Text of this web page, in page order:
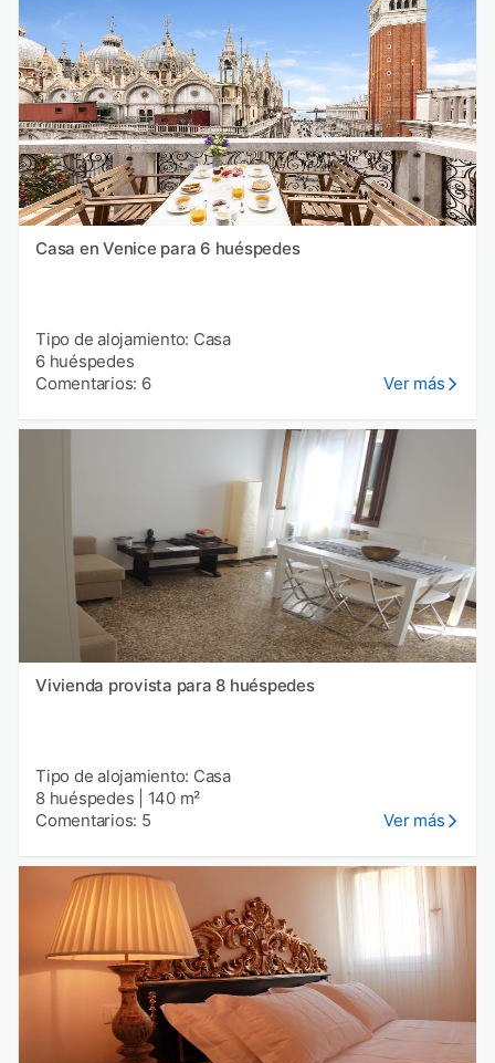
Casa en Venice para 6 huéspedes
Tipo de alojamiento: Casa
6 huéspedes
Comentarios: 6
Ver más
Vivienda provista para 8 huéspedes
Tipo de alojamiento: Casa
8 huéspedes
140 m²
Comentarios: 5
Ver más